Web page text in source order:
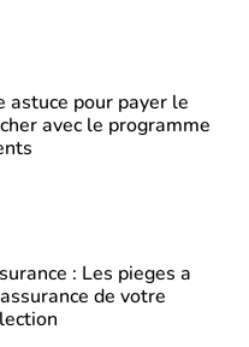
astuce pour payer le
avec le programme
: Les pieges a
de votre